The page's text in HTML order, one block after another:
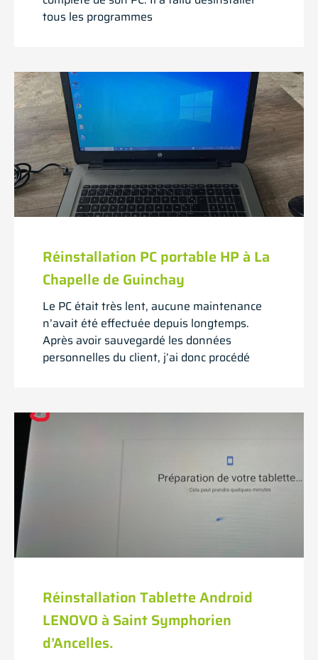
tous les programmes
Réinstallation PC portable HP à La
Chapelle de Guinchay
Le PC était très lent, aucune maintenance
n’avait été effectuée depuis longtemps.
Après avoir sauvegardé les données
personnelles du client, j’ai donc procédé
Réinstallation Tablette Android
LENOVO à Saint Symphorien
d’Ancelles.